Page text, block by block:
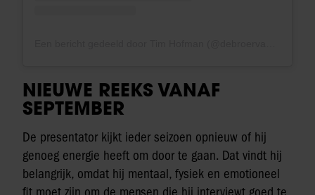
NIEUWE REEKS VANAF
SEPTEMBER
De presentator kijkt ieder seizoen opnieuw of hij
genoeg energie heeft om door te gaan. Dat vindt hij
belangrijk, omdat hij mentaal, fysiek en emotioneel
fit moet zijn om de mensen die hij interviewt goed te